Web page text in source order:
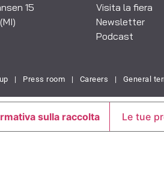
15
Visita la fiera
Newsletter
Podcast
| Press room | Careers | General
sulla raccolta Le tue